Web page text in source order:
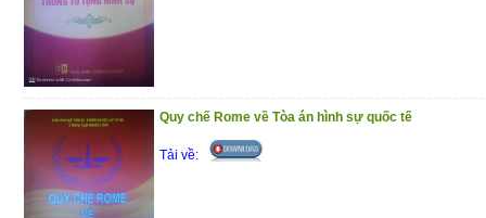
Quy chế Rome về Tòa án hình sự quốc tế
Tải về: